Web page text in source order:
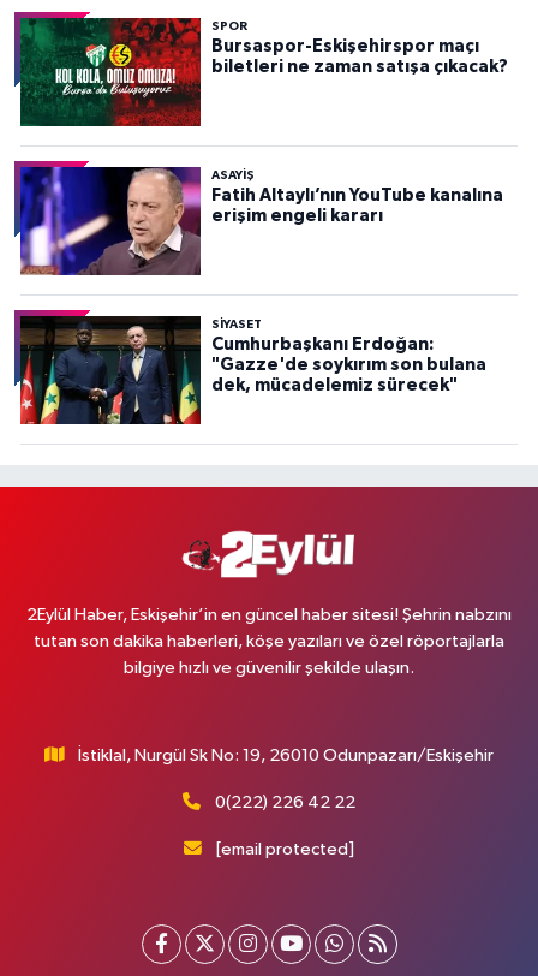
SPOR
Bursaspor-Eskişehirspor maçı
biletleri ne zaman satışa çıkacak?
ASAYİŞ
Fatih Altaylı’nın YouTube kanalına
erişim engeli kararı
SİYASET
Cumhurbaşkanı Erdoğan:
"Gazze'de soykırım son bulana
dek, mücadelemiz sürecek"
2Eylül Haber, Eskişehir’in en güncel haber sitesi! Şehrin nabzını
tutan son dakika haberleri, köşe yazıları ve özel röportajlarla
bilgiye hızlı ve güvenilir şekilde ulaşın.
İstiklal, Nurgül Sk No: 19, 26010 Odunpazarı/Eskişehir
0(222) 226 42 22
[email protected]